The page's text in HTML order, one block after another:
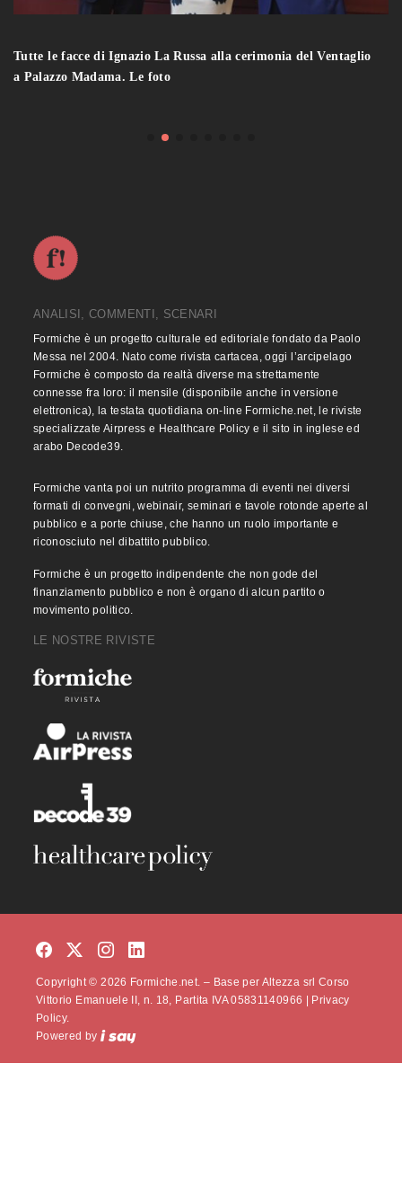
Tutte le facce di Ignazio La Russa alla cerimonia del Ventaglio
a Palazzo Madama. Le foto
ANALISI, COMMENTI, SCENARI
Formiche è un progetto culturale ed editoriale fondato da Paolo
Messa nel 2004. Nato come rivista cartacea, oggi l’arcipelago
Formiche è composto da realtà diverse ma strettamente
connesse fra loro: il mensile (disponibile anche in versione
elettronica), la testata quotidiana on-line Formiche.net, le riviste
specializzate Airpress e Healthcare Policy e il sito in inglese ed
arabo Decode39.
Formiche vanta poi un nutrito programma di eventi nei diversi
formati di convegni, webinair, seminari e tavole rotonde aperte al
pubblico e a porte chiuse, che hanno un ruolo importante e
riconosciuto nel dibattito pubblico.
Formiche è un progetto indipendente che non gode del
finanziamento pubblico e non è organo di alcun partito o
movimento politico.
LE NOSTRE RIVISTE
Copyright © 2026 Formiche.net. – Base per Altezza srl Corso
Vittorio Emanuele II, n. 18, Partita IVA 05831140966 | Privacy
Policy.
Powered by